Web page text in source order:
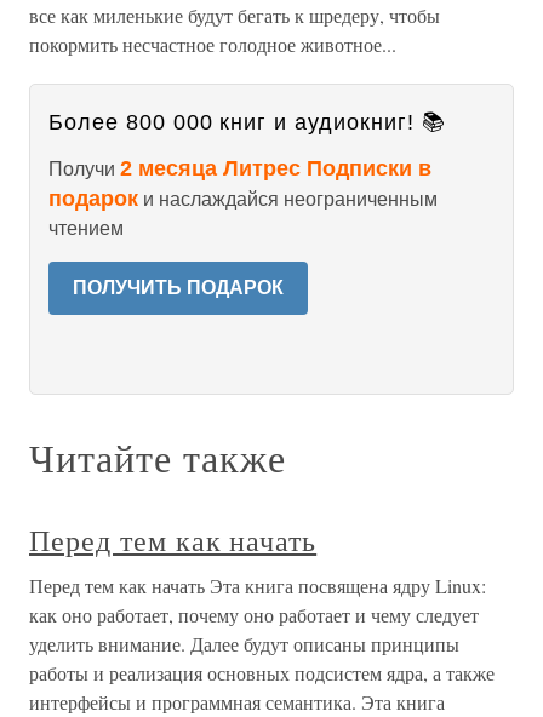
все как миленькие будут бегать к шредеру, чтобы
покормить несчастное голодное животное...
Более 800 000 книг и аудиокниг! 📚
Получи 2 месяца Литрес Подписки в
подарок и наслаждайся неограниченным
чтением
ПОЛУЧИТЬ ПОДАРОК
Читайте также
Перед тем как начать
Перед тем как начать Эта книга посвящена ядру Linux:
как оно работает, почему оно работает и чему следует
уделить внимание. Далее будут описаны принципы
работы и реализация основных подсистем ядра, а также
интерфейсы и программная семантика. Эта книга